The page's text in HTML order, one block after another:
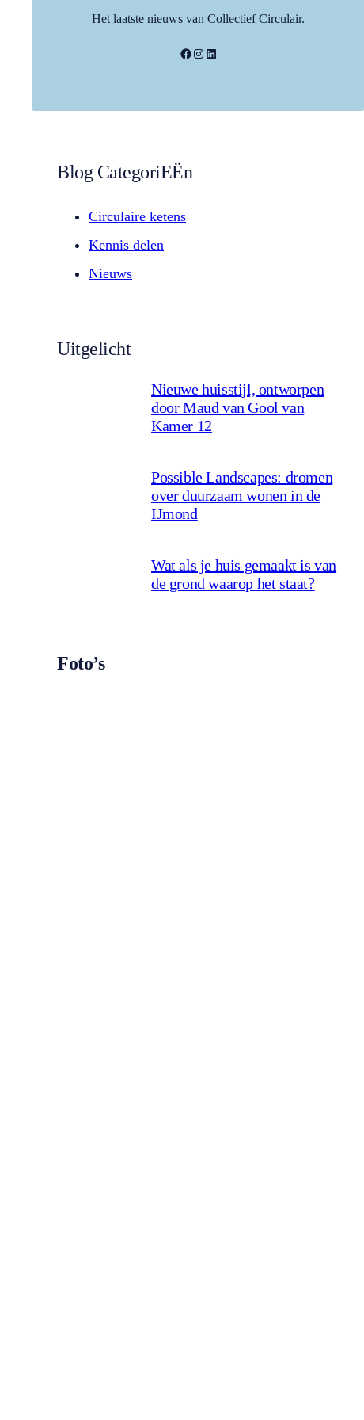
Het laatste nieuws van Collectief Circulair.
Facebook Instagram LinkedIn
Blog CategoriEËn
Circulaire ketens
Kennis delen
Nieuws
Uitgelicht
Nieuwe huisstijl, ontworpen
door Maud van Gool van
Kamer 12
Possible Landscapes: dromen
over duurzaam wonen in de
IJmond
Wat als je huis gemaakt is van
de grond waarop het staat?
Foto’s